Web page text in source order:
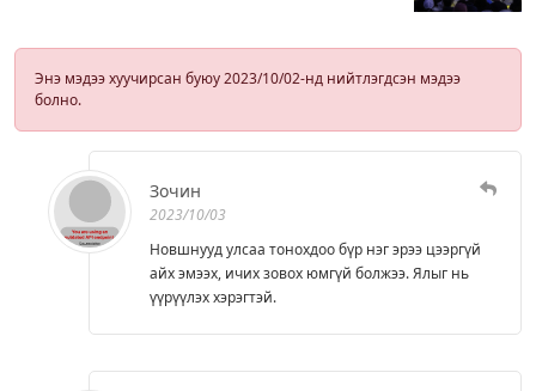
Энэ мэдээ хуучирсан буюу 2023/10/02-нд нийтлэгдсэн мэдээ
болно.
Зочин
2023/10/03
Новшнууд улсаа тонохдоо бүр нэг эрээ цээргүй
айх эмээх, ичих зовох юмгүй болжээ. Ялыг нь
үүрүүлэх хэрэгтэй.